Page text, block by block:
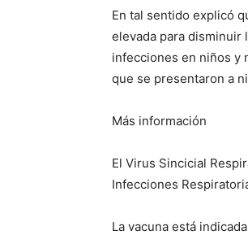
En tal sentido explicó
elevada para disminuir
infecciones en niños y
que se presentaron a
Más información
El Virus Sincicial
Infecciones
La vacuna está